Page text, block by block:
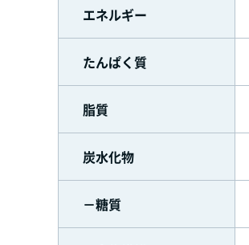
エネルギー
たんぱく質
脂質
炭水化物
－糖質